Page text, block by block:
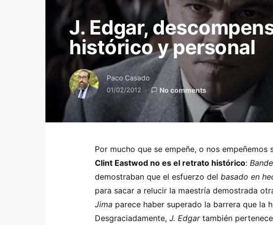
J. Edgar,
histórico y personal
Paco Casado
01/02/2012 No comments
Por mucho que se empeñe, o nos empeñemos
Clint Eastwod no es el retrato histórico:
demostraban que el esfuerzo del basado en
para sacar a relucir la maestría demostrada
Jima parece haber superado la barrera que la
Desgraciadamente, J. Edgartambién